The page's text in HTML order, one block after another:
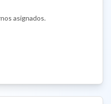
asignados.